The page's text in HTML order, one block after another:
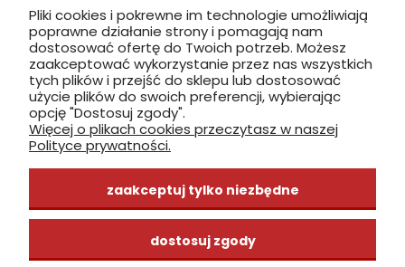
zobacz, jak dojechać
INFORMACJE
ZAKUPY
CENTRUM WIEDZY
Pliki cookies i pokrewne im technologie umożliwiają
poprawne działanie strony i pomagają nam
dostosować ofertę do Twoich potrzeb. Możesz
zaakceptować wykorzystanie przez nas wszystkich
tych plików i przejść do sklepu lub dostosować
użycie plików do swoich preferencji, wybierając
opcję "Dostosuj zgody".
Więcej o plikach cookies przeczytasz w naszej
Polityce prywatności.
zaakceptuj tylko niezbędne
dostosuj zgody